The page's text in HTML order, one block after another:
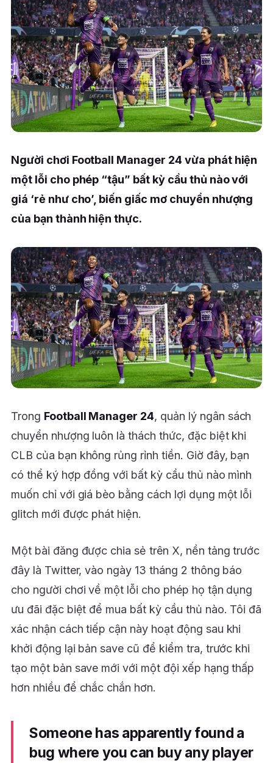
Người chơi Football Manager 24 vừa phát hiện
một lỗi cho phép “tậu” bất kỳ cầu thủ nào với
giá ‘rẻ như cho’, biến giấc mơ chuyển nhượng
của bạn thành hiện thực.
Trong Football Manager 24, quản lý ngân sách
chuyển nhượng luôn là thách thức, đặc biệt khi
CLB của bạn không rủng rỉnh tiền. Giờ đây, bạn
có thể ký hợp đồng với bất kỳ cầu thủ nào mình
muốn chỉ với giá bèo bằng cách lợi dụng một lỗi
glitch mới được phát hiện.
Một bài đăng được chia sẻ trên X, nền tảng trước
đây là Twitter, vào ngày 13 tháng 2 thông báo
cho người chơi về một lỗi cho phép họ tận dụng
ưu đãi đặc biệt để mua bất kỳ cầu thủ nào. Tôi đã
xác nhận cách tiếp cận này hoạt động sau khi
khởi động lại bản save cũ để kiểm tra, trước khi
tạo một bản save mới với một đội xếp hạng thấp
hơn nhiều để chắc chắn hơn.
Someone has apparently found a
bug where you can buy any player